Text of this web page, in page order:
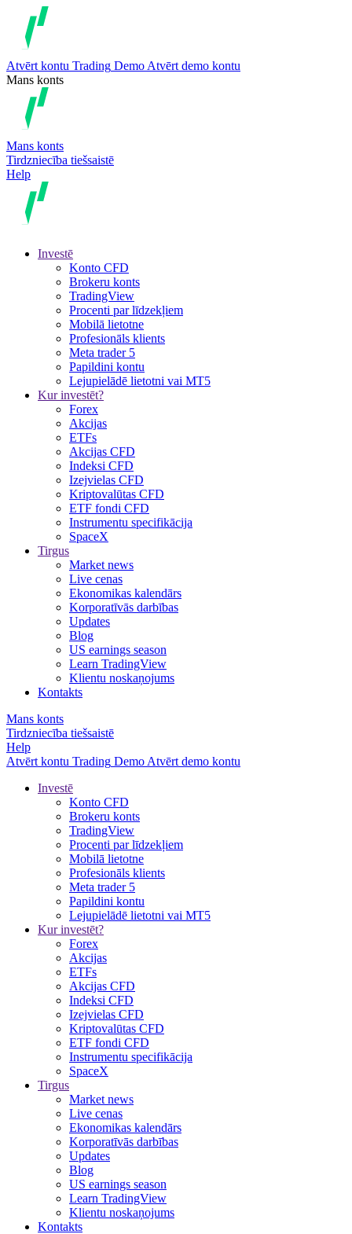
Atvērt kontu Trading Demo Atvērt demo kontu
Mans konts
Mans konts
Tirdzniecība tiešsaistē
Help
Investē
Konto CFD
Brokeru konts
TradingView
Procenti par līdzekļiem
Mobilā lietotne
Profesionāls klients
Meta trader 5
Papildini kontu
Lejupielādē lietotni vai MT5
Kur investēt?
Forex
Akcijas
ETFs
Akcijas CFD
Indeksi CFD
Izejvielas CFD
Kriptovalūtas CFD
ETF fondi CFD
Instrumentu specifikācija
SpaceX
Tirgus
Market news
Live cenas
Ekonomikas kalendārs
Korporatīvās darbības
Updates
Blog
US earnings season
Learn TradingView
Klientu noskaņojums
Kontakts
Mans konts
Tirdzniecība tiešsaistē
Help
Atvērt kontu Trading Demo Atvērt demo kontu
Investē
Konto CFD
Brokeru konts
TradingView
Procenti par līdzekļiem
Mobilā lietotne
Profesionāls klients
Meta trader 5
Papildini kontu
Lejupielādē lietotni vai MT5
Kur investēt?
Forex
Akcijas
ETFs
Akcijas CFD
Indeksi CFD
Izejvielas CFD
Kriptovalūtas CFD
ETF fondi CFD
Instrumentu specifikācija
SpaceX
Tirgus
Market news
Live cenas
Ekonomikas kalendārs
Korporatīvās darbības
Updates
Blog
US earnings season
Learn TradingView
Klientu noskaņojums
Kontakts